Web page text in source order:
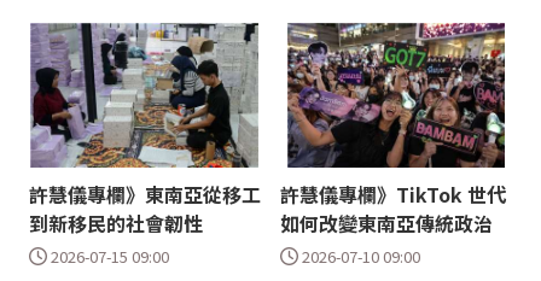
許慧儀專欄》東南亞從移工
到新移民的社會韌性
2026-07-15 09:00
許慧儀專欄》TikTok 世代
如何改變東南亞傳統政治
2026-07-10 09:00